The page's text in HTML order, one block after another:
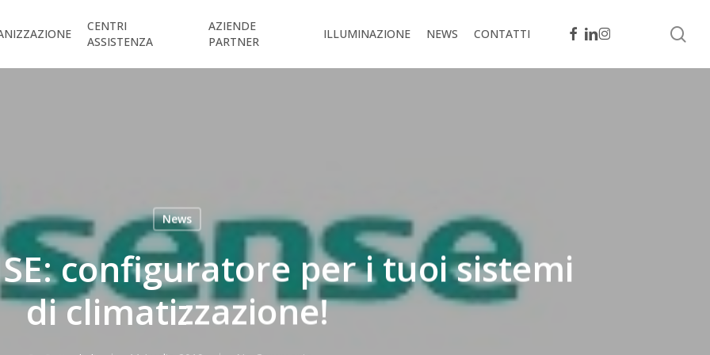
CENTRI
ASSISTENZA
AZIENDE
PARTNER
ILLUMINAZIONE NEWS CONTATTI FACEBOOK
LINKEDIN
INSTAGRAM
News
configuratore per i tuoi sistemi
di climatizzazione!